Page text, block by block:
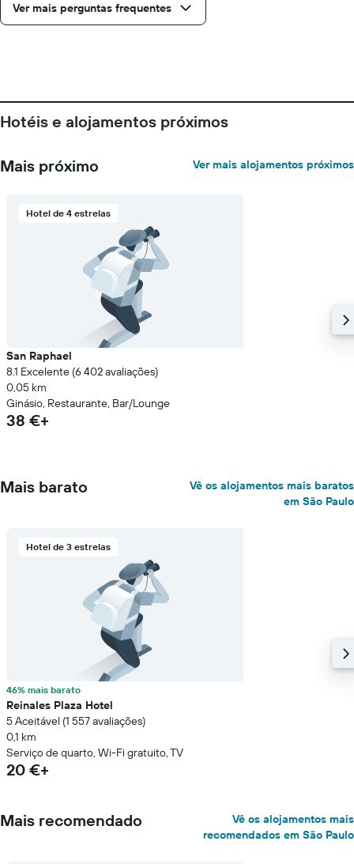
Ver mais perguntas frequentes
Hotéis e alojamentos próximos
Mais próximo Ver mais alojamentos próximos
Hotel de 4 estrelas
San Raphael
8.1 Excelente (6 402 avaliações)
0,05 km
Ginásio, Restaurante, Bar/Lounge
38 €+
Mais barato
Vê os alojamentos mais baratos
em São Paulo
Hotel de 3 estrelas
46% mais barato
Reinales Plaza Hotel
5 Aceitável (1 557 avaliações)
0,1 km
Serviço de quarto, Wi-Fi gratuito, TV
20 €+
Mais recomendado
Vê os alojamentos mais
recomendados em São Paulo